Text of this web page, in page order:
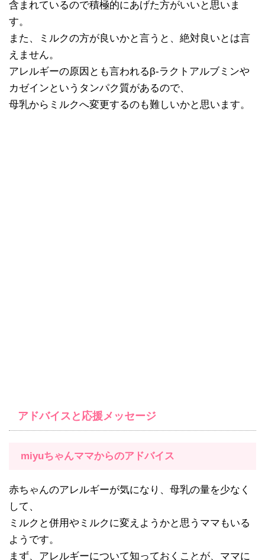
含まれているので積極的にあげた方がいいと思いま
す。
また、ミルクの方が良いかと言うと、絶対良いとは言
えません。
アレルギーの原因とも言われるβ-ラクトアルブミンや
カゼインというタンパク質があるので、
母乳からミルクへ変更するのも難しいかと思います。
アドバイスと応援メッセージ
miyuちゃんママからのアドバイス
赤ちゃんのアレルギーが気になり、母乳の量を少なく
して、
ミルクと併用やミルクに変えようかと思うママもいる
ようです。
まず、アレルギーについて知っておくことが、ママに